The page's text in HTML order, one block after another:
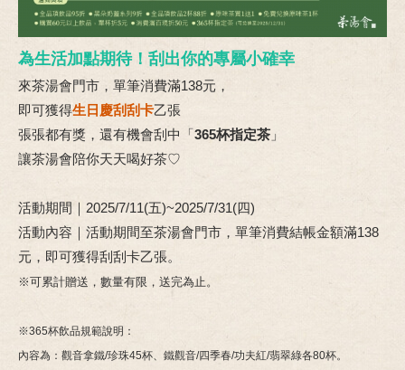
為生活加點期待！刮出你的專屬小確幸
來茶湯會門市，單筆消費滿138元，
即可獲得生日慶刮刮卡乙張
張張都有獎，還有機會刮中「365杯指定茶 」
讓茶湯會陪你天天喝好茶♡
活動期間｜2025/7/11(五)~2025/7/31(四)
活動內容｜活動期間至茶湯會門市，單筆消費結帳金額滿138
元，即可獲得刮刮卡乙張。
※可累計贈送，數量有限，送完為止。
※365杯飲品規範說明：
內容為：觀音拿鐵/珍珠45杯、鐵觀音/四季春/功夫紅/翡翠綠各80杯。